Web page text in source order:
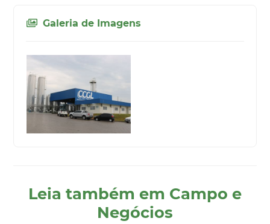
Galeria de Imagens
Leia também em Campo e
Negócios